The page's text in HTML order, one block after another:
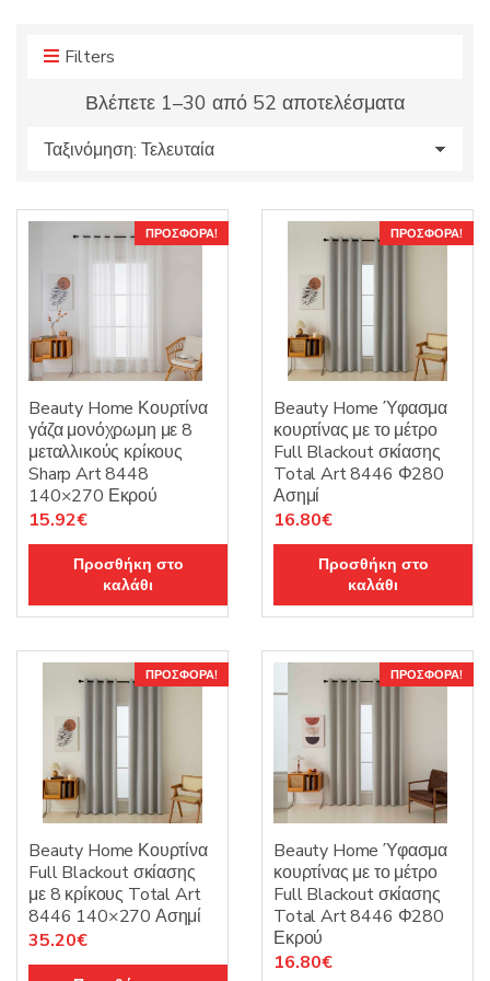
Filters
Βλέπετε 1–30 από 52 αποτελέσματαSorted
latest
ΠΡΟΣΦΟΡΆ!
Beauty Home Κουρτίνα
γάζα μονόχρωμη με 8
μεταλλικούς κρίκους
Sharp Art 8448
140×270 Εκρού
Original
price
15.92€Η
τρέχουσα
τιμή
είναι:
15.92€.
Προσθήκη στο
καλάθι
ΠΡΟΣΦΟΡΆ!
Beauty Home Ύφασμα
κουρτίνας με το μέτρο
Full Blackout σκίασης
Total Art 8446 Φ280
Ασημί
Original
price
16.80€Η
τρέχουσα
τιμή
είναι:
16.80€.
Προσθήκη στο
καλάθι
ΠΡΟΣΦΟΡΆ!
Beauty Home Κουρτίνα
Full Blackout σκίασης
με 8 κρίκους Total Art
8446 140×270 Ασημί
Original
price
35.20€Η
τρέχουσα
ΠΡΟΣΦΟΡΆ!
Beauty Home Ύφασμα
κουρτίνας με το μέτρο
Full Blackout σκίασης
Total Art 8446 Φ280
Εκρού
Original
16.80€Η